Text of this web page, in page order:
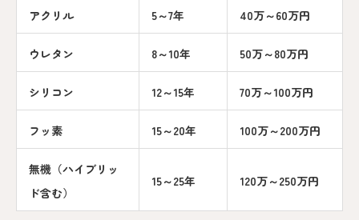
アクリル 5～7年 40万～60万円
ウレタン 8～10年 50万～80万円
シリコン 12～15年 70万～100万円
フッ素 15～20年 100万～200万円
無機（ハイブリッ
ド含む）
15～25年 120万～250万円